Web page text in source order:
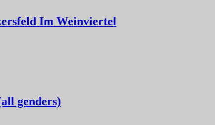
Im Weinviertel
genders)